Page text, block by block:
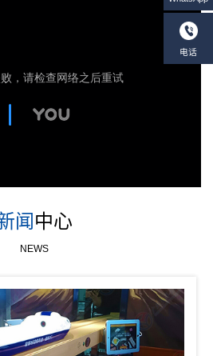
闻 中心
NEWS